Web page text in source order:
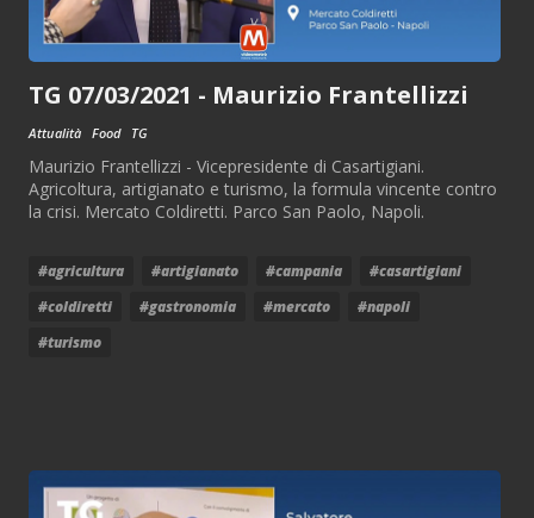
TG 07/03/2021 - Maurizio Frantellizzi
Attualità Food TG
Maurizio Frantellizzi - Vicepresidente di Casartigiani.
Agricoltura, artigianato e turismo, la formula vincente contro
la crisi. Mercato Coldiretti. Parco San Paolo, Napoli.
#agricultura #artigianato #campania
#casartigiani
#coldiretti
#gastronomia #mercato
#napoli
#turismo